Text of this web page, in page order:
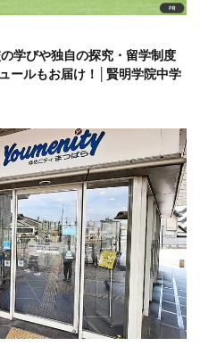
学びや独自の探究・留学制度
ールもお届け！│賢明学院中学